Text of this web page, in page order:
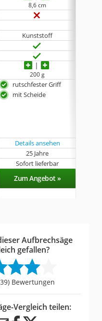
8,6 cm
Kunststoff
200 g
rutschfester Griff
mit Scheide
Details ansehen
25 Jahre
Sofort lieferbar
Zum Angebot »
Aufbrechsäge
gefallen?
Bewertungen
Vergleich teilen: